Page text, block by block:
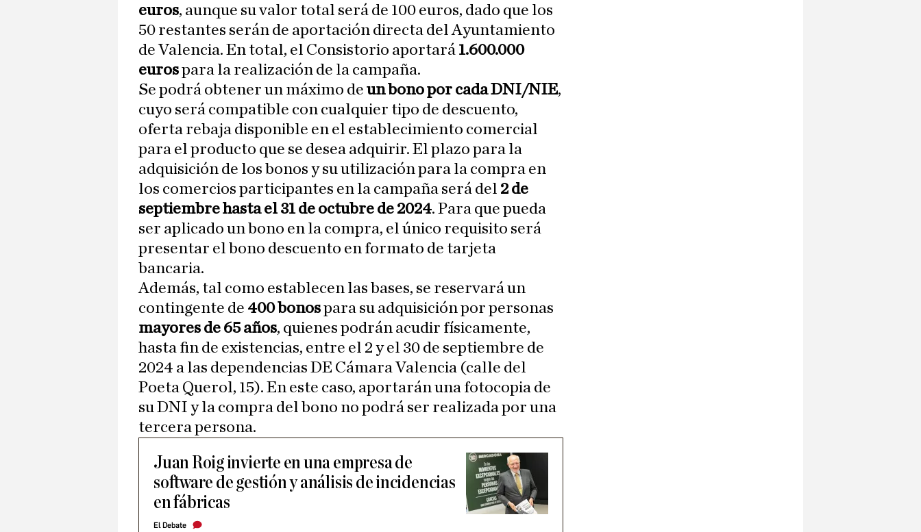
euros, aunque su valor total será de 100 euros, dado que los
50 restantes serán de aportación directa del Ayuntamiento
de Valencia. En total, el Consistorio aportará 1.600.000
eurospara la realización de la campaña.
Se podrá obtener un máximo de un bono por cada DNI/NIE,
cuyo será compatible con cualquier tipo de descuento,
oferta rebaja disponible en el establecimiento comercial
para el producto que se desea adquirir. El plazo para la
adquisición de los bonos y su utilización para la compra en
los comercios participantes en la campaña será del 2 de
septiembre hasta el 31 de octubre de 2024. Para que pueda
ser aplicado un bono en la compra, el único requisito será
presentar el bono descuento en formato de tarjeta
bancaria.
Además, tal como establecen las bases, se reservará un
contingente de 400 bonospara su adquisición por personas
mayores de 65 años, quienes podrán acudir físicamente,
hasta fin de existencias, entre el 2 y el 30 de septiembre de
2024 a las dependencias DE Cámara Valencia (calle del
Poeta Querol, 15). En este caso, aportarán una fotocopia de
su DNI y la compra del bono no podrá ser realizada por una
tercera persona.
Juan Roig invierte en una empresa de
software de gestión y análisis de incidencias
en fábricas
El Debate